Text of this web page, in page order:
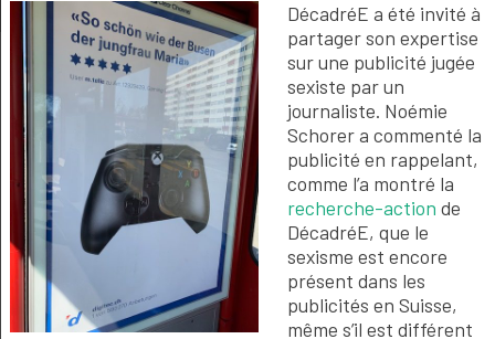
DécadréE a été invité à
partager son expertise
sur une publicité jugée
sexiste par un
journaliste. Noémie
Schorer a commenté la
publicité en rappelant,
comme l’a montré la
recherche-action de
DécadréE, que le
sexisme est encore
présent dans les
publicités en Suisse,
même s’il est différent